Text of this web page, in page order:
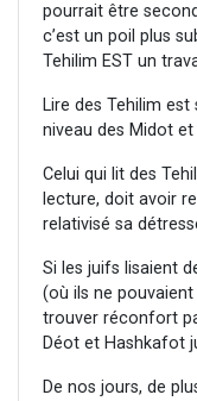
pourrait être
c’est un poil plus
Tehilim EST un
Lire des Tehilim
niveau des Midot
Celui qui lit des
lecture, doit avoir
relativisé sa
Si les juifs lisaient
(où ils ne pouvaient
trouver réconfort
Déot et Hashkafot
De nos jours, de